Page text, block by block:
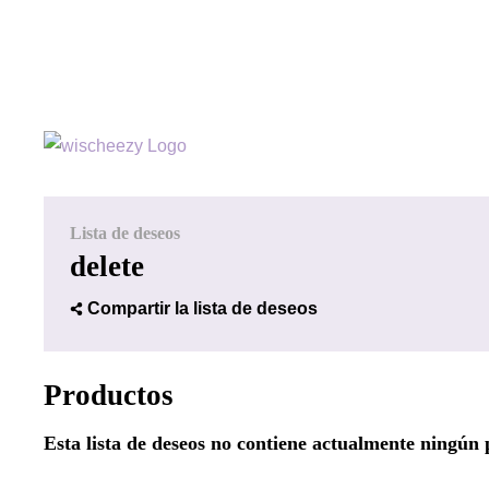
Lista de deseos
delete
Compartir la lista de deseos
Productos
Esta lista de deseos no contiene actualmente ningún